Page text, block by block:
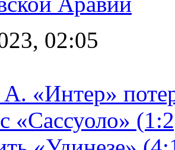
02:05
«Интер»
«Сассуоло»